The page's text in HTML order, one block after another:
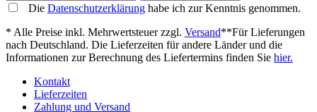
Die Datenschutzerklärung habe ich zur Kenntnis genommen.
* Alle Preise inkl. Mehrwertsteuer zzgl. Versand**Für Lieferungen
nach Deutschland. Die Lieferzeiten für andere Länder und die
Informationen zur Berechnung des Liefertermins finden Sie hier.
Kontakt
Lieferzeiten
Zahlung und Versand